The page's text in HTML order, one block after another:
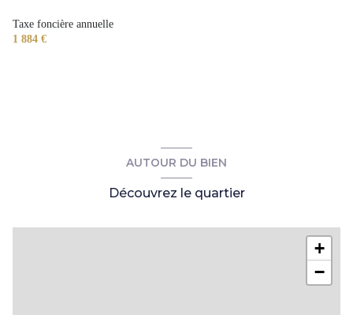
Taxe foncière annuelle
1 884 €
AUTOUR DU BIEN
Découvrez le quartier
+
−